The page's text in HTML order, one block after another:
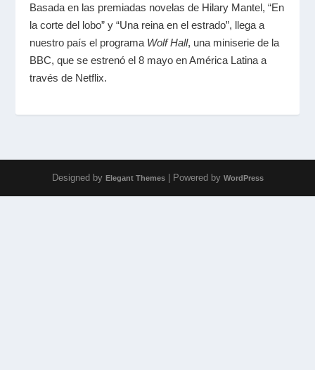
Basada en las premiadas novelas de Hilary Mantel, “En
la corte del lobo” y “Una reina en el estrado”, llega a
nuestro país el programa Wolf Hall, una miniserie de la
BBC, que se estrenó el 8 mayo en América Latina a
través de Netflix.
Designed by Elegant Themes| Powered by WordPress